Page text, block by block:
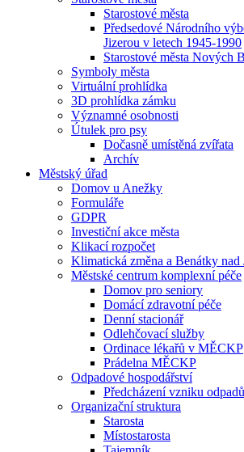
Starostové města
Předsedové Národního
Jizerou v letech 1945-1990
Starostové města Nových
Symboly města
Virtuální prohlídka
3D prohlídka zámku
Významné osobnosti
Útulek pro psy
Dočasně umístěná zvířata
Archív
Městský úřad
Domov u Anežky
Formuláře
GDPR
Investiční akce města
Klikací rozpočet
Klimatická změna a Benátky nad
Městské centrum komplexní péče
Domov pro seniory
Domácí zdravotní péče
Denní stacionář
Odlehčovací služby
Ordinace lékařů v MĚCKP
Prádelna MĚCKP
Odpadové hospodářství
Předcházení vzniku
Organizační struktura
Starosta
Místostarosta